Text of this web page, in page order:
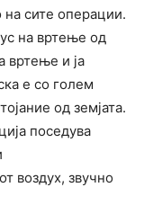
сите операции.
на вртење од
вртење и ја
е со голем
од земјата.
поседува
воздух, звучно